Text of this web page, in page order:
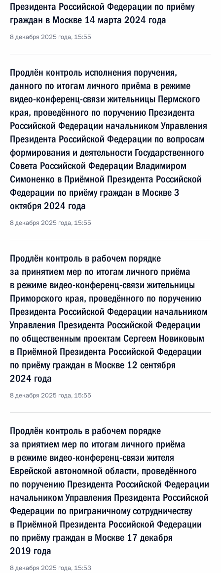
Президента Российской Федерации по приёму
граждан в Москве 14 марта 2024 года
8 декабря 2025 года, 15:55
Продлён контроль исполнения поручения,
данного по итогам личного приёма в режиме
видео-конференц-связи жительницы Пермского
края, проведённого по поручению Президента
Российской Федерации начальником Управления
Президента Российской Федерации по вопросам
формирования и деятельности Государственного
Совета Российской Федерации Владимиром
Симоненко в Приёмной Президента Российской
Федерации по приёму граждан в Москве 3
октября 2024 года
8 декабря 2025 года, 15:55
Продлён контроль в рабочем порядке
за принятием мер по итогам личного приёма
в режиме видео-конференц-связи жительницы
Приморского края, проведённого по поручению
Президента Российской Федерации начальником
Управления Президента Российской Федерации
по общественным проектам Сергеем Новиковым
в Приёмной Президента Российской Федерации
по приёму граждан в Москве 12 сентября
2024 года
8 декабря 2025 года, 15:55
Продлён контроль в рабочем порядке
за приятием мер по итогам личного приёма
в режиме видео-конференц-связи жителя
Еврейской автономной области, проведённого
по поручению Президента Российской Федерации
начальником Управления Президента Российской
Федерации по приграничному сотрудничеству
в Приёмной Президента Российской Федерации
по приёму граждан в Москве 17 декабря
2019 года
8 декабря 2025 года, 15:53